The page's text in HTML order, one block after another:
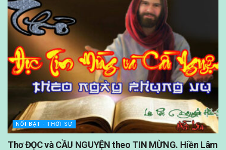
NỔI BẬT - THỜI SỰ
Thơ ĐỌC và CẦU NGUYỆN theo TIN MỪNG. Hiền Lâm